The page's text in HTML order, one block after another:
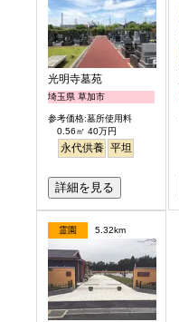
光明寺墓苑
埼玉県 草加市
参考価格:墓所使用料
0.56㎡ 40万円
永代供養 平坦
詳細を見る
霊園 5.32km